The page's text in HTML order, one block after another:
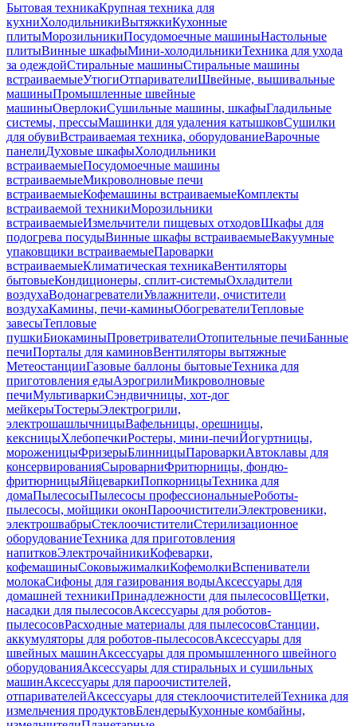
Бытовая техникаКрупная техника для
кухниХолодильникиВытяжкиКухонные
плитыМорозильникиПосудомоечные машиныНастольные
плитыВинные шкафыМини-холодильникиТехника для ухода
за одеждойСтиральные машиныСтиральные машины
встраиваемыеУтюгиОтпаривателиШвейные, вышивальные
машиныПромышленные швейные
машиныОверлокиСушильные машины, шкафыГладильные
системы, прессыМашинки для удаления катышковСушилки
для обувиВстраиваемая техника, оборудованиеВарочные
панелиДуховые шкафыХолодильники
встраиваемыеПосудомоечные машины
встраиваемыеМикроволновые печи
встраиваемыеКофемашины встраиваемыеКомплекты
встраиваемой техникиМорозильники
встраиваемыеИзмельчители пищевых отходовШкафы для
подогрева посудыВинные шкафы встраиваемыеВакуумные
упаковщики встраиваемыеПароварки
встраиваемыеКлиматическая техникаВентиляторы
бытовыеКондиционеры, сплит-системыОхладители
воздухаВодонагревателиУвлажнители, очистители
воздухаКамины, печи-каминыОбогревателиТепловые
завесыТепловые
пушкиБиокаминыПроветривателиОтопительные печиБанные
печиПорталы для каминовВентиляторы вытяжные
МетеостанцииГазовые баллоны бытовыеТехника для
приготовления едыАэрогрилиМикроволновые
печиМультиваркиСэндвичницы, хот-дог
мейкерыТостерыЭлектрогрили,
электрошашлычницыВафельницы, орешницы,
кексницыХлебопечкиРостеры, мини-печиЙогуртницы,
мороженицыФризерыБлинницыПароваркиАвтоклавы для
консервированияСыроварниФритюрницы, фондю-
фритюрницыЯйцеваркиПопкорницыТехника для
домаПылесосыПылесосы профессиональныеРоботы-
пылесосы, мойщики оконПароочистителиЭлектровеники,
электрошвабрыСтеклоочистителиСтерилизационное
оборудованиеТехника для приготовления
напитковЭлектрочайникиКофеварки,
кофемашиныСоковыжималкиКофемолкиВспениватели
молокаСифоны для газирования водыАксессуары для
домашней техникиПринадлежности для пылесосовЩетки,
насадки для пылесосовАксессуары для роботов-
пылесосовРасходные материалы для пылесосовСтанции,
аккумуляторы для роботов-пылесосовАксессуары для
швейных машинАксессуары для промышленного швейного
оборудованияАксессуары для стиральных и сушильных
машинАксессуары для пароочистителей,
отпаривателейАксессуары для стеклоочистителейТехника для
измельчения продуктовБлендерыКухонные комбайны,